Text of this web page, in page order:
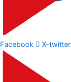
Facebook X-twitter